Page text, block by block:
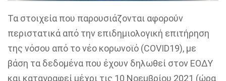
Τα στοιχεία που παρουσιάζονται αφορούν
περιστατικά από την επιδημιολογική επιτήρηση
της νόσου από το νέο κορωνοϊό (COVID19), με
βάση τα δεδομένα που έχουν δηλωθεί στον ΕΟΔΥ
και καταγραφεί μέχρι τις 10 Νοεμβρίου 2021 (ώρα